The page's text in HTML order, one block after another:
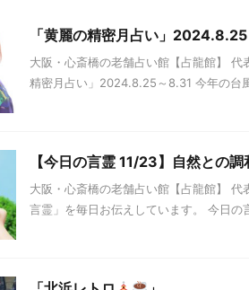
「黄麗の精密月占い」
大阪・心斎橋の老舗占い館【占龍館】
精密月占い」2024.8.25～8.31 今年の台
【今日の言霊 11/23】自然との調
大阪・心斎橋の老舗占い館【占龍館】
言霊」を毎日お伝えしています。 今日